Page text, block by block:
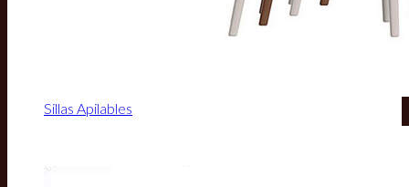
Sillas Apilables